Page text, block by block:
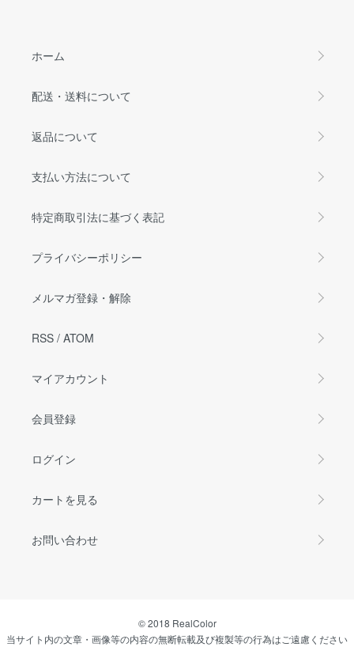
ホーム
配送・送料について
返品について
支払い方法について
特定商取引法に基づく表記
プライバシーポリシー
メルマガ登録・解除
RSS / ATOM
マイアカウント
会員登録
ログイン
カートを見る
お問い合わせ
© 2018 RealColor
当サイト内の文章・画像等の内容の無断転載及び複製等の行為はご遠慮ください